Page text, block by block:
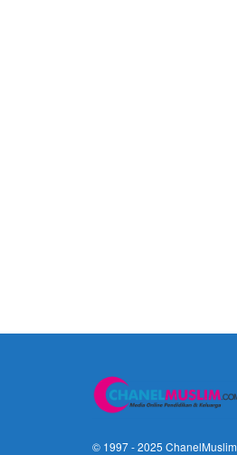
© 1997 - 2025 ChanelMuslim